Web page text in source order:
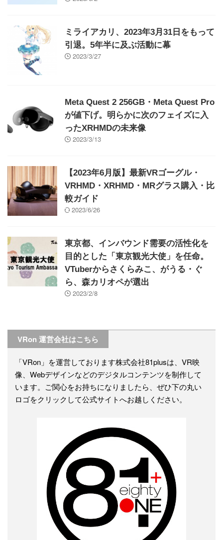
ミライアカリ、2023年3月31日をもって
引退。5年半に及ぶ活動に幕
2023/3/27
Meta Quest 2 256GB・Meta Quest Pro
が値下げ。明らかに次のフェイズに入
ったXRHMDの未来像
2023/3/13
【2023年6月版】最新VRゴーグル・
VRHMD・XRHMD・MRグラス購入・比
較ガイド
2023/6/26
東京都、インバウンド需要の活性化を
目的とした「東京観光大使」を任命。
VTuberからさくらみこ、がうる・ぐ
ら、森カリオペが選出
2023/2/8
VRon 運営会社はこちら
「VRon」を運営しております株式会社81plusは、VR映
像、Webデザインなどのデジタルコンテンツを制作して
います。ご関心をお持ちになりましたら、ぜひ下の丸い
ロゴをクリックして公式サイトへお越しください。